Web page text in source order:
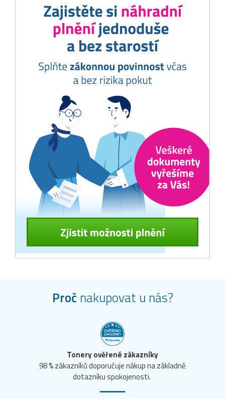
Proč nakupovat u nás?
Tonery ověřené zákazníky
98 % zákazníků doporučuje nákup na základně
dotazníku spokojenosti.